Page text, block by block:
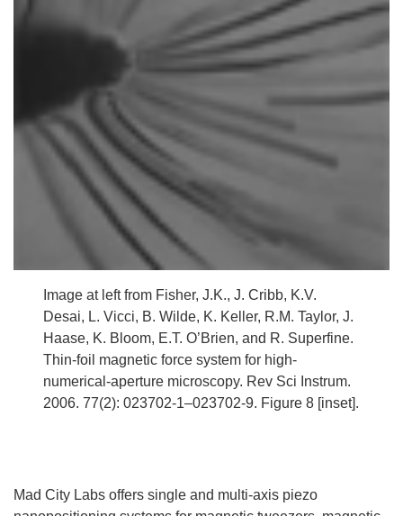
Image at left from Fisher, J.K., J. Cribb, K.V.
Desai, L. Vicci, B. Wilde, K. Keller, R.M. Taylor, J.
Haase, K. Bloom, E.T. O’Brien, and R. Superfine.
Thin-foil magnetic force system for high-
numerical-aperture microscopy. Rev Sci Instrum.
2006. 77(2): 023702-1–023702-9. Figure 8 [inset].
Mad City Labs offers single and multi-axis piezo